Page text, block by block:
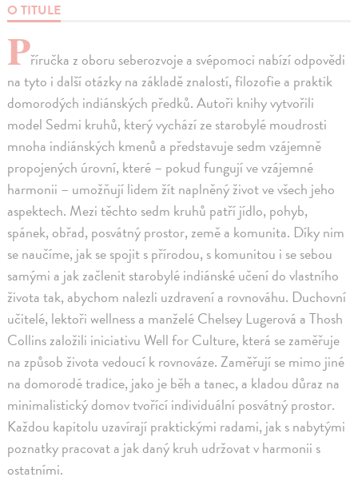
O TITULE
Příručka z oboru seberozvoje a svépomoci nabízí odpovědi
na tyto i další otázky na základě znalostí, filozofie a praktik
domorodých indiánských předků. Autoři knihy vytvořili
model Sedmi kruhů, který vychází ze starobylé moudrosti
mnoha indiánských kmenů a představuje sedm vzájemně
propojených úrovní, které – pokud fungují ve vzájemné
harmonii – umožňují lidem žít naplněný život ve všech jeho
aspektech. Mezi těchto sedm kruhů patří jídlo, pohyb,
spánek, obřad, posvátný prostor, země a komunita. Díky nim
se naučíme, jak se spojit s přírodou, s komunitou i se sebou
samými a jak začlenit starobylé indiánské učení do vlastního
života tak, abychom nalezli uzdravení a rovnováhu. Duchovní
učitelé, lektoři wellness a manželé Chelsey Lugerová a Thosh
Collins založili iniciativu Well for Culture, která se zaměřuje
na způsob života vedoucí k rovnováze. Zaměřují se mimo jiné
na domorodé tradice, jako je běh a tanec, a kladou důraz na
minimalistický domov tvořící individuální posvátný prostor.
Každou kapitolu uzavírají praktickými radami, jak s nabytými
poznatky pracovat a jak daný kruh udržovat v harmonii s
ostatními.